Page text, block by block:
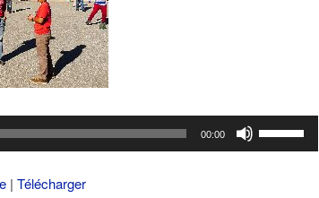
00:00
| Télécharger